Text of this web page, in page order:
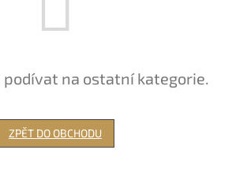
podívat na ostatní kategorie.
ZPĚT DO OBCHODU